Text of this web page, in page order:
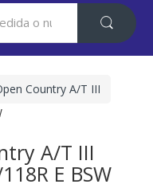
Country A/T III
A/T III
E BSW